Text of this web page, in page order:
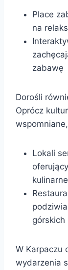
Place
na
zabawę
Dorośli
Oprócz
Lokali
kulinarne
górskich
W Karpaczu
wydarzenia